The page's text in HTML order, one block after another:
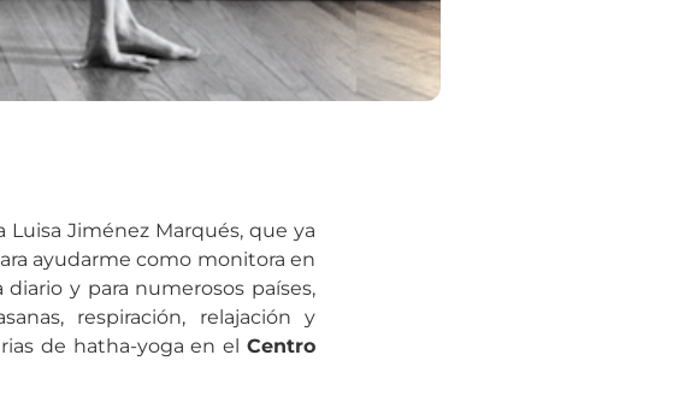
Luisa Jiménez Marqués, que ya
ayudarme como monitora en
y para numerosos países,
respiración, relajación y
de hatha-yoga en el Centro